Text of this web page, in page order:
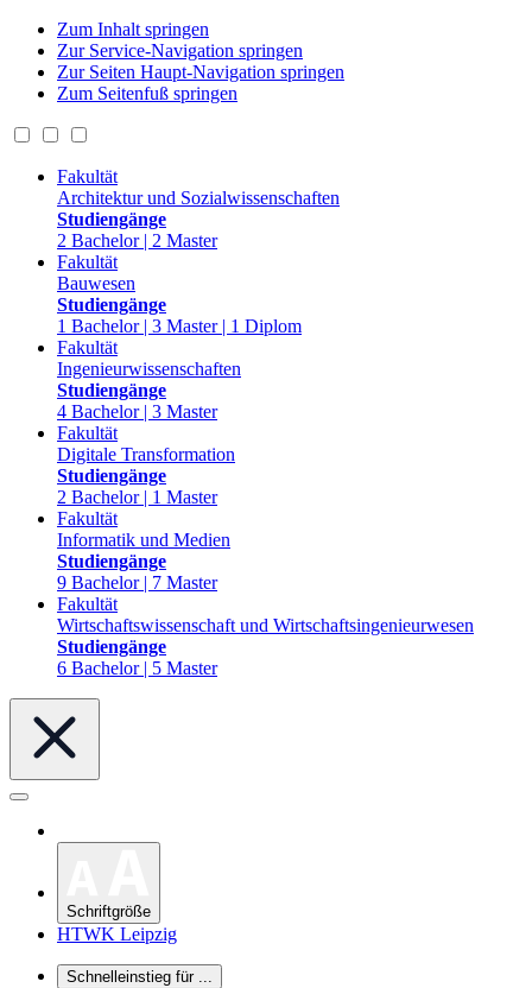
Zum Inhalt springen
Zur Service-Navigation springen
Zur Seiten Haupt-Navigation springen
Zum Seitenfuß springen
Fakultät
Architektur und Sozialwissenschaften
Studiengänge
2 Bachelor | 2 Master
Fakultät
Bauwesen
Studiengänge
1 Bachelor | 3 Master | 1 Diplom
Fakultät
Ingenieurwissenschaften
Studiengänge
4 Bachelor | 3 Master
Fakultät
Digitale Transformation
Studiengänge
2 Bachelor | 1 Master
Fakultät
Informatik und Medien
Studiengänge
9 Bachelor | 7 Master
Fakultät
Wirtschaftswissenschaft und Wirtschaftsingenieurwesen
Studiengänge
6 Bachelor | 5 Master
Schriftgröße
HTWK Leipzig
Schnelleinstieg für ...